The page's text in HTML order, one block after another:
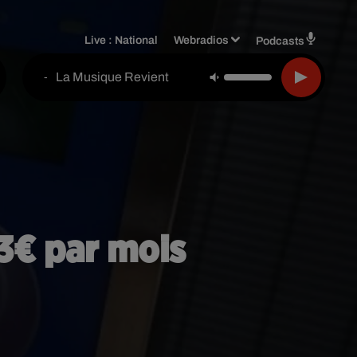
Live : National Webradios Podcasts
- La Musique Revient
par mois